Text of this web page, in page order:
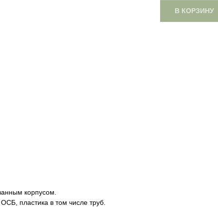
В КОРЗИНУ
корпусом.
пластика в том числе труб.